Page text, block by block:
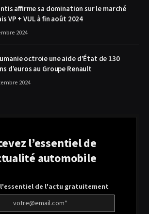
affirme sa domination sur le marché
VP + VUL à fin août 2024
2024
octroie une aide d’État de 130
d’euros au Groupe Renault
2024
l’essentiel de
automobile
l'essentiel de l'actu gratuitement